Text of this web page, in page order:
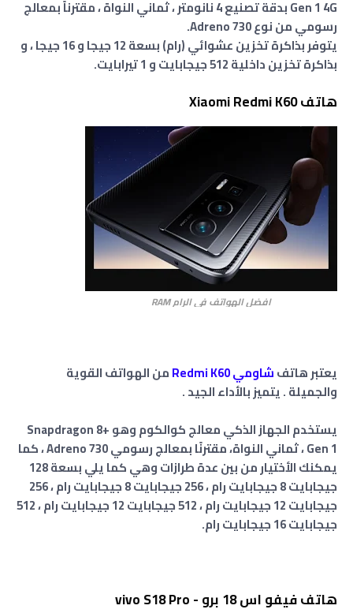
Gen 1 4G بدقة تصنيع 4 نانومتر ، ثماني النواة ، مقترناً بمعالج
رسومي من نوع Adreno 730.
يتوفر بذاكرة تخزين عشوائي (رام) بسعة 12 جيجا و 16 جيجا ، و
بذاكرة تخزين داخلية 512 جيجابايت و 1 تيرابايت.
هاتف Xiaomi Redmi K60
افضل الهواتف في الرام RAM
يعتبر هاتفشاومي Redmi K60
من الهواتف القوية
والجميلة . يتميز بالأداء الجيد .
يستخدم الجهاز الذكي معالج كوالكوم وهو Snapdragon 8+
Gen 1 ، ثماني النواة، مقترنًا بمعالج رسومي Adreno 730 ، كما
يمكنك الأختيار من بين عدة طرازات وهي كما يلي بسعة 128
جيجابايت 8 جيجابايت رام ، 256 جيجابايت 8 جيجابايت رام ، 256
جيجابايت 12 جيجابايت رام ، 512 جيجابايت 12 جيجابايت رام ، 512
جيجابايت 16 جيجابايت رام.
هاتف فيفو اس 18 برو - vivo S18 Pro